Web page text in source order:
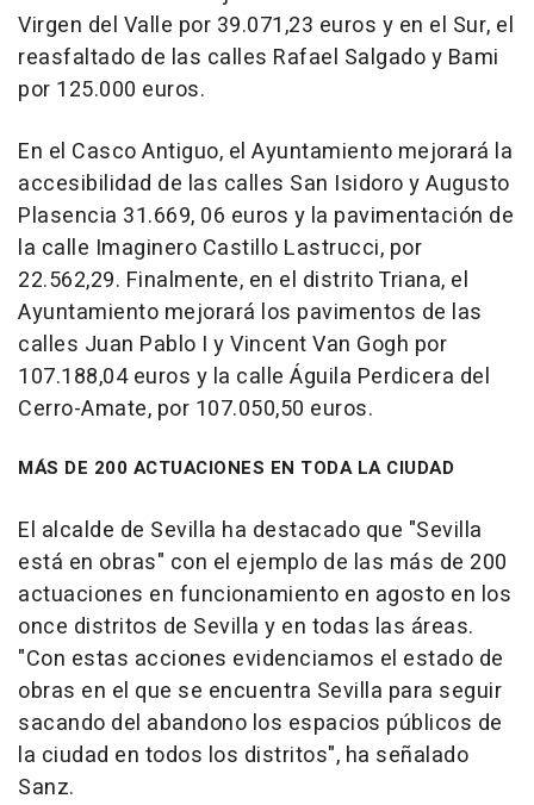
Virgen del Valle por 39.071,23 euros y en el Sur, el
reasfaltado de las calles Rafael Salgado y Bami
por 125.000 euros.
En el Casco Antiguo, el Ayuntamiento mejorará la
accesibilidad de las calles San Isidoro y Augusto
Plasencia 31.669, 06 euros y la pavimentación de
la calle Imaginero Castillo Lastrucci, por
22.562,29. Finalmente, en el distrito Triana, el
Ayuntamiento mejorará los pavimentos de las
calles Juan Pablo I y Vincent Van Gogh por
107.188,04 euros y la calle Águila Perdicera del
Cerro-Amate, por 107.050,50 euros.
MÁS DE 200 ACTUACIONES EN TODA LA CIUDAD
El alcalde de Sevilla ha destacado que "Sevilla
está en obras" con el ejemplo de las más de 200
actuaciones en funcionamiento en agosto en los
once distritos de Sevilla y en todas las áreas.
"Con estas acciones evidenciamos el estado de
obras en el que se encuentra Sevilla para seguir
sacando del abandono los espacios públicos de
la ciudad en todos los distritos", ha señalado
Sanz.